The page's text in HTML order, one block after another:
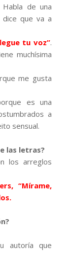
Habla de una
que va a
tu voz”.
muchísima
me gusta
es una
a
sensual.
las letras?
los arreglos
“Mírame,
autoría que